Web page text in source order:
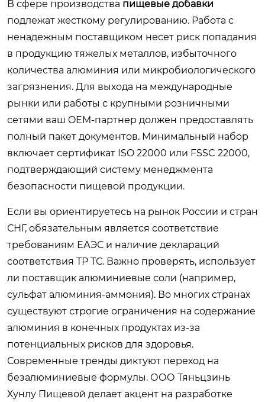
В сфере производства пищевые добавки
подлежат жесткому регулированию. Работа с
ненадежным поставщиком несет риск попадания
в продукцию тяжелых металлов, избыточного
количества алюминия или микробиологического
загрязнения. Для выхода на международные
рынки или работы с крупными розничными
сетями ваш OEM-партнер должен предоставлять
полный пакет документов. Минимальный набор
включает сертификат ISO 22000 или FSSC 22000,
подтверждающий систему менеджмента
безопасности пищевой продукции.
Если вы ориентируетесь на рынок России и стран
СНГ, обязательным является соответствие
требованиям ЕАЭС и наличие деклараций
соответствия ТР ТС. Важно проверять, использует
ли поставщик алюминиевые соли (например,
сульфат алюминия-аммония). Во многих странах
существуют строгие ограничения на содержание
алюминия в конечных продуктах из-за
потенциальных рисков для здоровья.
Современные тренды диктуют переход на
безалюминиевые формулы. ООО Тяньцзинь
Хунлу Пищевой делает акцент на разработке